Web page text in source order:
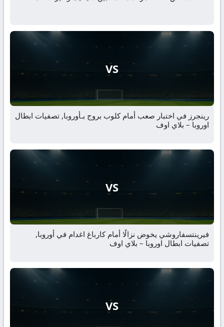
VS
رينجرز في اختبار صعب أمام كلوب بروج بـأوروبا, تصفيات ابطال
اوروبا – بلاي اوف
VS
فيرينتسفاروشي يخوض نزالًا أمام كارباغ اغدام في أوروبا,
تصفيات ابطال اوروبا – بلاي اوف
VS